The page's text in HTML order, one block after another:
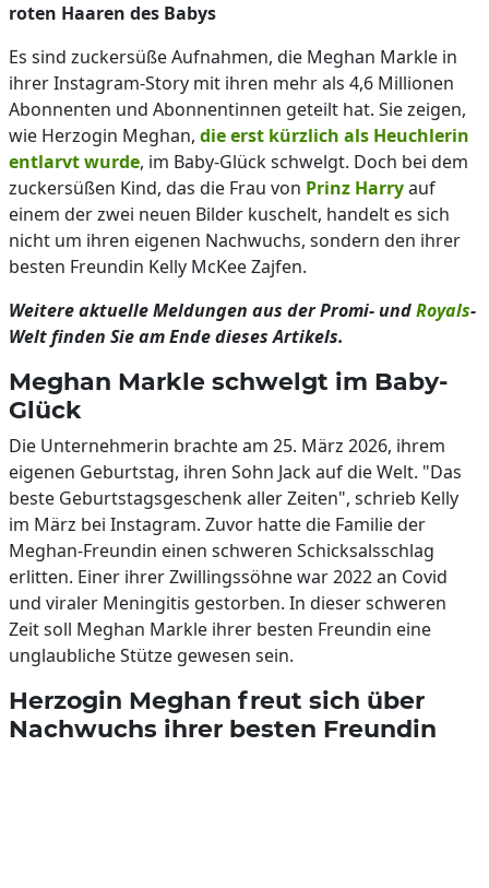
roten Haaren des Babys
Es sind zuckersüße Aufnahmen, die Meghan Markle in
ihrer Instagram-Story mit ihren mehr als 4,6 Millionen
Abonnenten und Abonnentinnen geteilt hat. Sie zeigen,
wie Herzogin Meghan, die erst kürzlich als Heuchlerin
entlarvt wurde, im Baby-Glück schwelgt. Doch bei dem
zuckersüßen Kind, das die Frau von Prinz Harryauf
einem der zwei neuen Bilder kuschelt, handelt es sich
nicht um ihren eigenen Nachwuchs, sondern den ihrer
besten Freundin Kelly McKee Zajfen.
Weitere aktuelle Meldungen aus der Promi- undRoyals-
Welt finden Sie am Ende dieses Artikels.
Meghan Markle schwelgt im Baby-
Glück
Die Unternehmerin brachte am 25. März 2026, ihrem
eigenen Geburtstag, ihren Sohn Jack auf die Welt. "Das
beste Geburtstagsgeschenk aller Zeiten", schrieb Kelly
im März bei Instagram. Zuvor hatte die Familie der
Meghan-Freundin einen schweren Schicksalsschlag
erlitten. Einer ihrer Zwillingssöhne war 2022 an Covid
und viraler Meningitis gestorben. In dieser schweren
Zeit soll Meghan Markle ihrer besten Freundin eine
unglaubliche Stütze gewesen sein.
Herzogin Meghan freut sich über
Nachwuchs ihrer besten Freundin